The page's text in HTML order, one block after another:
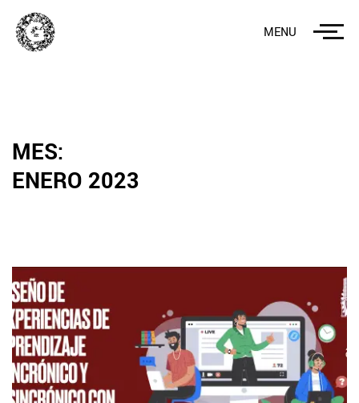
MENU
MES:
ENERO 2023